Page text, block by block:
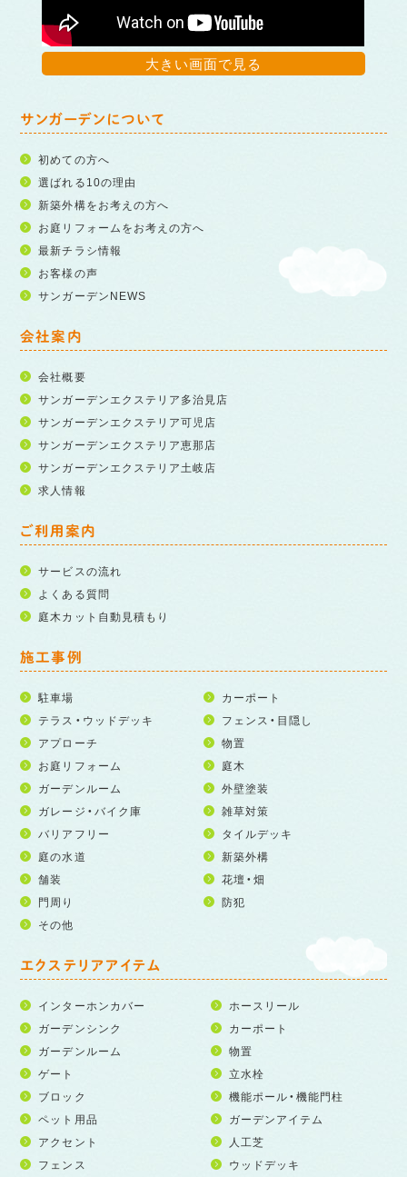
大きい画面で見る
サンガーデンについて
初めての方へ
選ばれる10の理由
新築外構をお考えの方へ
お庭リフォームをお考えの方へ
最新チラシ情報
お客様の声
サンガーデンNEWS
会社案内
会社概要
サンガーデンエクステリア多治見店
サンガーデンエクステリア可児店
サンガーデンエクステリア恵那店
サンガーデンエクステリア土岐店
求人情報
ご利用案内
サービスの流れ
よくある質問
庭木カット自動見積もり
施工事例
駐車場
カーポート
テラス・ウッドデッキ
フェンス・目隠し
アプローチ
物置
お庭リフォーム
庭木
ガーデンルーム
外壁塗装
ガレージ・バイク庫
雑草対策
バリアフリー
タイルデッキ
庭の水道
新築外構
舗装
花壇・畑
門周り
防犯
その他
エクステリアアイテム
インターホンカバー
ホースリール
ガーデンシンク
カーポート
ガーデンルーム
物置
ゲート
立水栓
ブロック
機能ポール・機能門柱
ペット用品
ガーデンアイテム
アクセント
人工芝
フェンス
ウッドデッキ